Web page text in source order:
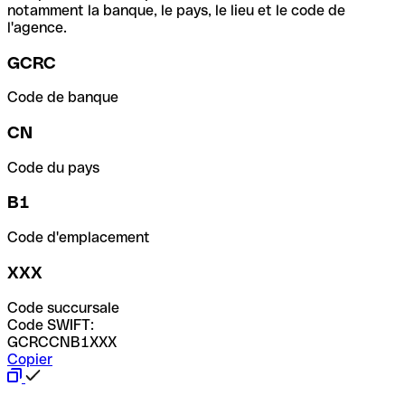
notamment la banque, le pays, le lieu et le code de
l'agence.
GCRC
Code de banque
CN
Code du pays
B1
Code d'emplacement
XXX
Code succursale
Code SWIFT:
GCRCCNB1XXX
Copier